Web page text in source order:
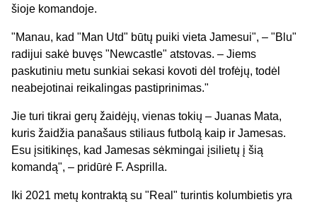
šioje komandoje.
"Manau, kad "Man Utd" būtų puiki vieta Jamesui", – "Blu"
radijui sakė buvęs "Newcastle" atstovas. – Jiems
paskutiniu metu sunkiai sekasi kovoti dėl trofėjų, todėl
neabejotinai reikalingas pastiprinimas."
Jie turi tikrai gerų žaidėjų, vienas tokių – Juanas Mata,
kuris žaidžia panašaus stiliaus futbolą kaip ir Jamesas.
Esu įsitikinęs, kad Jamesas sėkmingai įsilietų į šią
komandą", – pridūrė F. Asprilla.
Iki 2021 metų kontraktą su "Real" turintis kolumbietis yra